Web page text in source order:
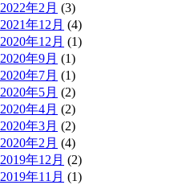
2022年2月 (3)
2021年12月 (4)
2020年12月 (1)
2020年9月 (1)
2020年7月 (1)
2020年5月 (2)
2020年4月 (2)
2020年3月 (2)
2020年2月 (4)
2019年12月 (2)
2019年11月 (1)